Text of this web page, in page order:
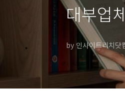
대부업
by 인사이트리치닷